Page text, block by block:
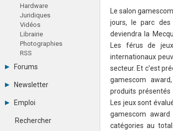
Formations / Ecoles (46)
Presse spécialisée (17)
Hardware
Juridiques
Vidéos
Librairie
Photographies
RSS
Forums
Tous les forums
Se connecter
Messages privés
Contacter un modérateur
Newsletter
Archives
Abonnement
Emploi
Consulter les annonces
Rechercher
Le salon
jours, le parc
deviendra la
Les férus de
internationaux
secteur. Et c'est
gamescom
produits
Les jeux sont
gamescom
catégories au